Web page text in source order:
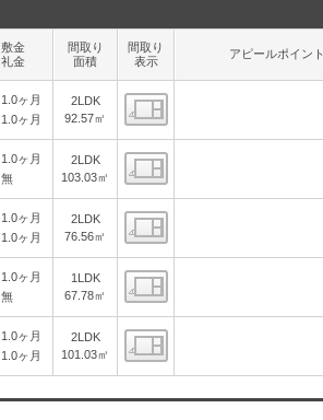
敷金
礼金
間取り
面積
間取り
表示
アピールポイント
1.0ヶ月
1.0ヶ月
2LDK
92.57㎡
間取り表示
1.0ヶ月
無
2LDK
103.03㎡
間取り表示
1.0ヶ月
1.0ヶ月
2LDK
76.56㎡
間取り表示
1.0ヶ月
無
1LDK
67.78㎡
間取り表示
1.0ヶ月
1.0ヶ月
2LDK
101.03㎡
間取り表示